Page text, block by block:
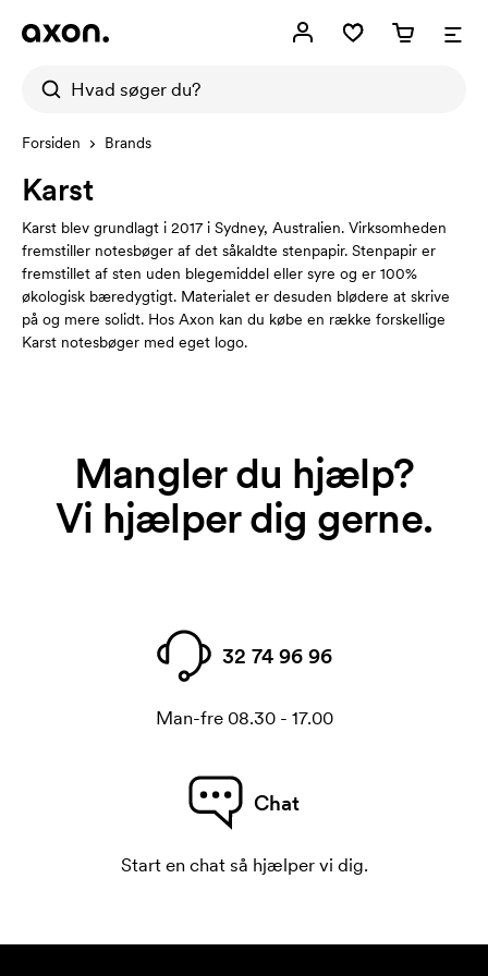
Forsiden Brands
Karst
Karst blev grundlagt i 2017 i Sydney, Australien. Virksomheden
fremstiller notesbøger af det såkaldte stenpapir. Stenpapir er
fremstillet af sten uden blegemiddel eller syre og er 100%
økologisk bæredygtigt. Materialet er desuden blødere at skrive
på og mere solidt. Hos Axon kan du købe en række forskellige
Karst notesbøger med eget logo.
Mangler du hjælp?
Vi hjælper dig gerne.
32 74 96 96
Man-fre 08.30 - 17.00
Chat
Start en chat så hjælper vi dig.